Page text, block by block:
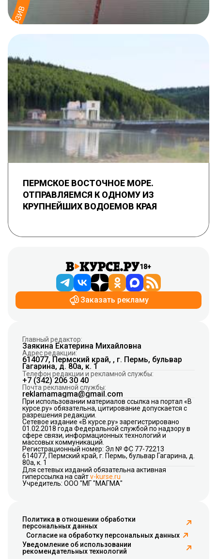
ПЕРМСКОЕ ВОСТОЧНОЕ МОРЕ.
ОТПРАВЛЯЕМСЯ К ОДНОМУ ИЗ
КРУПНЕЙШИХ ВОДОЕМОВ КРАЯ
18+
Заказать рекламу
Главный редактор:
Заякина Екатерина Михайловна
Адрес редакции:
614077, Пермский край, , г. Пермь, бульвар
Гагарина, д. 80а, к. 1
Телефон редакции и рекламной службы:
+7 (342) 206 30 40
Почта рекламной службы:
reklamamagma@gmail.com
При использовании материалов ссылка на портал «В
курсе.ру» обязательна, цитирование допускается с
разрешения редакции.
Сетевое издание «В курсе.ру» зарегистрировано
01.02.2018 года Федеральной службой по надзору в
сфере связи, информационных технологий и
массовых коммуникаций.
Регистрационный номер: Эл № ФС 77-72213
614077, Пермский край, г. Пермь, бульвар Гагарина, д.
80а, к. 1
Для сетевых изданий обязательна активная
гиперссылка на сайтv-kurse.ru
Учредитель: ООО "МГ "МАГМА"
Политика в отношении обработки
персональных данных
Согласие на обработку персональных данных
Уведомление об использовании
рекомендательных технологий